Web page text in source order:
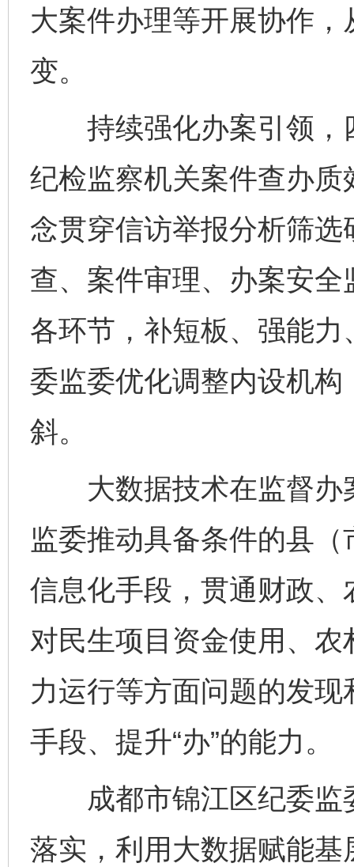
大案件办理等开展协作，
变。
持续强化办案引领，
纪检监察机关案件查办质
念贯穿信访举报分析筛
查、案件审理、办案安
各环节，补短板、强能
委监委优化调整内设机
斜。
大数据技术在监督办
监委推动具备条件的县
信息化手段，贯通财政
对民生项目资金使用、农
力运行等方面问题的发现
手段、提升“办”的能力。
成都市锦江区纪委监
落实，利用大数据赋能基